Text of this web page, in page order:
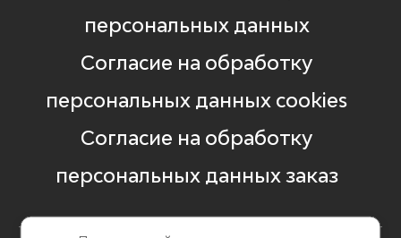
персональных данных
Согласие на обработку
персональных данных cookies
Согласие на обработку
персональных данных заказ